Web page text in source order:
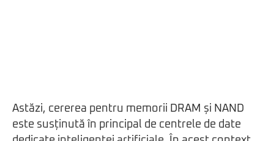
Astăzi, cererea pentru memorii DRAM și NAND
este susținută în principal de centrele de date